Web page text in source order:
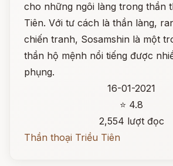
cho những ngôi làng trong thần
Tiên. Với tư cách là thần làng,
chiến tranh, Sosamshin là một
thần hộ mệnh nổi tiếng được
phụng.
16-01-2021
⭐ 4.8
2,554 lượt đọc
Thần thoại Triều Tiên